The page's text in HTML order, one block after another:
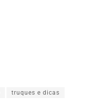
truques e dicas